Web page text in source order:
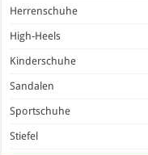
Herrenschuhe
High-Heels
Kinderschuhe
Sandalen
Sportschuhe
Stiefel